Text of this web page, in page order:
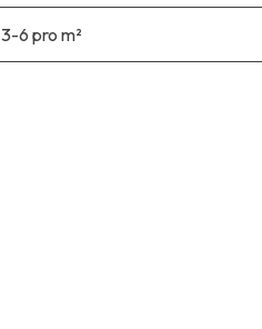
3-6 pro m²